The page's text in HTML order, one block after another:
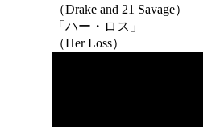
（Drake and 21 Savage）
「ハー・ロス」
（Her Loss）